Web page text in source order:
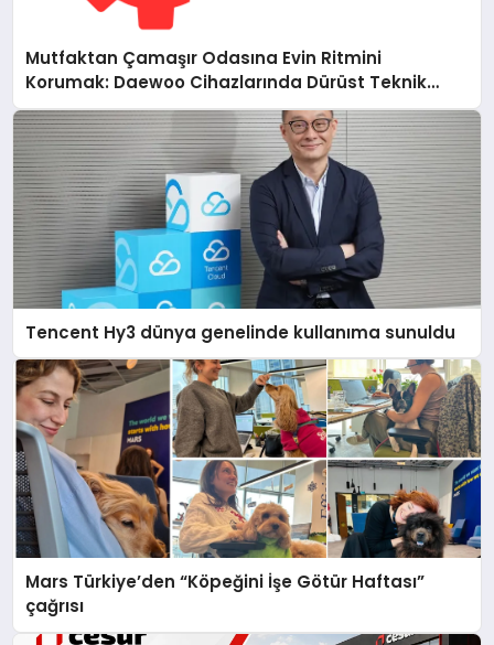
Mutfaktan Çamaşır Odasına Evin Ritmini
Korumak: Daewoo Cihazlarında Dürüst Teknik
Destek Deneyimi
Tencent Hy3 dünya genelinde kullanıma sunuldu
Mars Türkiye’den “Köpeğini İşe Götür Haftası”
çağrısı